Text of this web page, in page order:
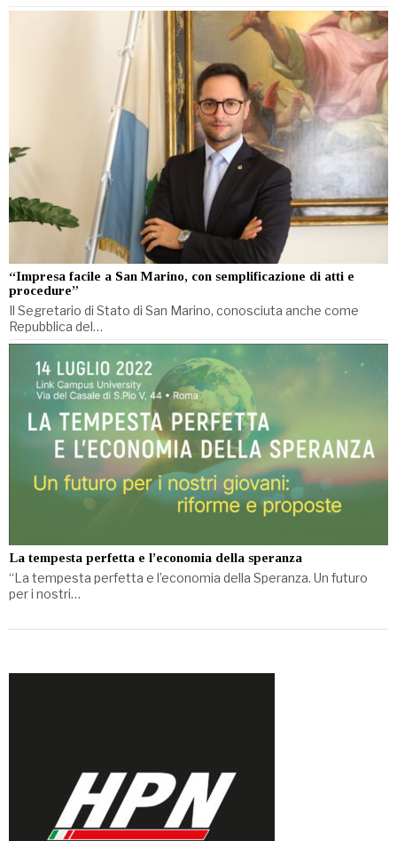
“Impresa facile a San Marino, con semplificazione di atti e
procedure”
Il Segretario di Stato di San Marino, conosciuta anche come
Repubblica del…
La tempesta perfetta e l’economia della speranza
“La tempesta perfetta e l’economia della Speranza. Un futuro
per i nostri…